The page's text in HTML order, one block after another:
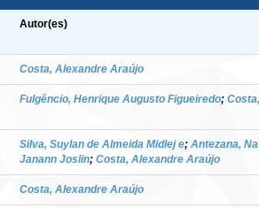
Autor(es)
Costa, Alexandre Araújo
Fulgêncio, Henrique Augusto Figueiredo;
Silva, Suylan de Almeida Midlej e; Antezana,
Janann Joslin; Costa, Alexandre Araújo
Costa, Alexandre Araújo